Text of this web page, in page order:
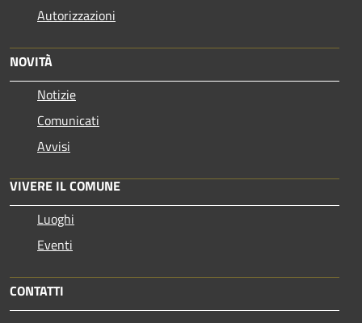
Autorizzazioni
NOVITÀ
Notizie
Comunicati
Avvisi
VIVERE IL COMUNE
Luoghi
Eventi
CONTATTI